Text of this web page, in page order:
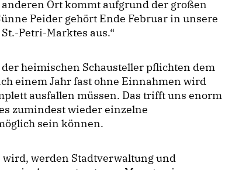
Ort kommt aufgrund der großen
Peider gehört Ende Februar in unsere
Petri-Marktes aus.“
heimischen Schausteller pflichten dem
einem Jahr fast ohne Einnahmen wird
ausfallen müssen. Das trifft uns enorm
zumindest wieder einzelne
sein können.
werden Stadtverwaltung und